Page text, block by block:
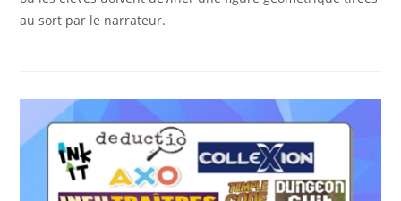
au sort par le narrateur.